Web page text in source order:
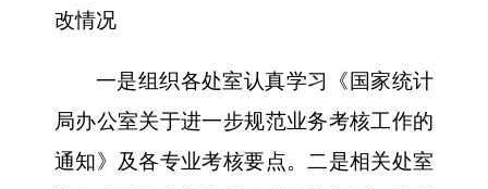
改情况
一是组织各处室认真学习《国家统计
局办公室关于进一步规范业务考核工作的
通知》及各专业考核要点。二是相关处室